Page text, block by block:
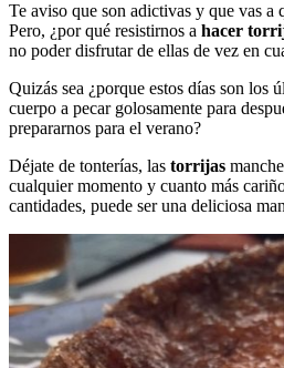
Te aviso que son adictivas y que vas a
Pero, ¿por qué resistirnos a hacer
no poder disfrutar de ellas de vez en
Quizás sea ¿porque estos días son los
cuerpo a pecar golosamente para
prepararnos para el verano?
Déjate de tonterías, las torrijas
cualquier momento y cuanto más
cantidades, puede ser una deliciosa